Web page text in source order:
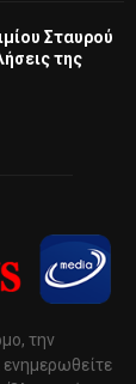
Σταυρού
της
την